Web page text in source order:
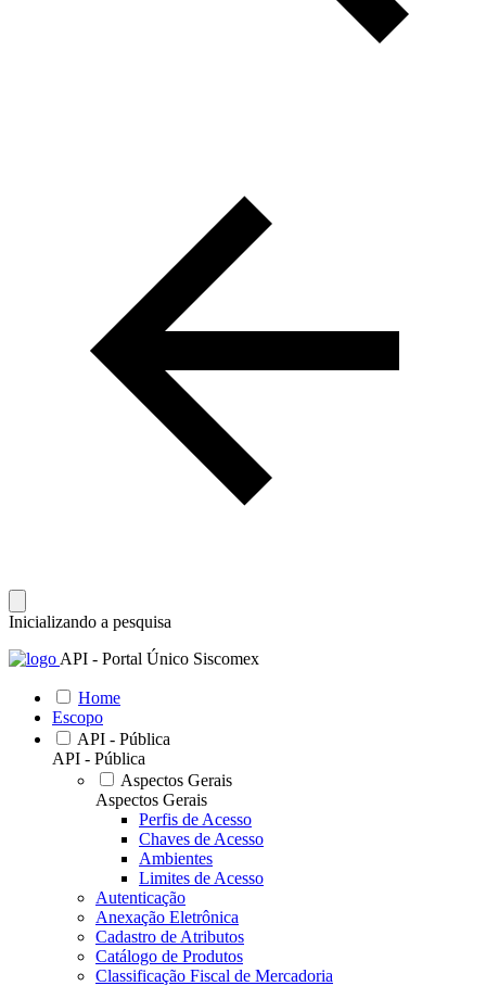
Inicializando a pesquisa
API - Portal Único Siscomex
Home
Escopo
API - Pública
API - Pública
Aspectos Gerais
Aspectos Gerais
Perfis de Acesso
Chaves de Acesso
Ambientes
Limites de Acesso
Autenticação
Anexação Eletrônica
Cadastro de Atributos
Catálogo de Produtos
Classificação Fiscal de Mercadoria